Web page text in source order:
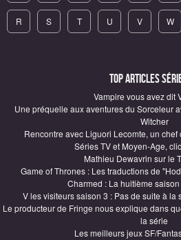
R S T U V W
Top articles
Vampire vous avez dit
Une préquelle aux aventures du Sorceleur
Witcher
Rencontre avec Liguori Lecomte, un
Séries TV et Moyen-Age,
Mathieu Dewavrin sur le
Game of Thrones : Les traductions de
Charmed : La huitième
V les visiteurs saison 3 : Pas de suite à la
Le producteur de Fringe nous explique dans
la série
Les meilleurs jeux SF/